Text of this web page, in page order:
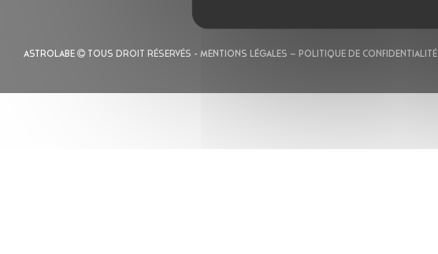
ASTROLABE TOUS DROIT RÉSERVÉS - MENTIONS LÉGALES – POLITIQUE DE CONFIDENTIALITÉ